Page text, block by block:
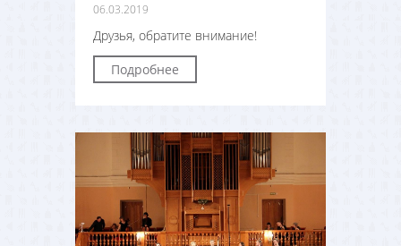
06.03.2019
Друзья, обратите внимание!
Подробнее